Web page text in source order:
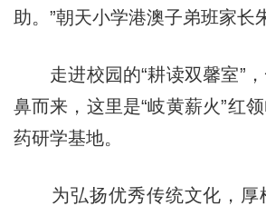
助。”朝天小学港澳子弟班家长
走进校园的“耕读双馨室”，
鼻而来，这里是“岐黄薪火”红
药研学基地。
为弘扬优秀传统文化，厚